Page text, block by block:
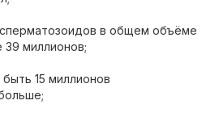
в общем объёме
миллионов;
15 миллионов